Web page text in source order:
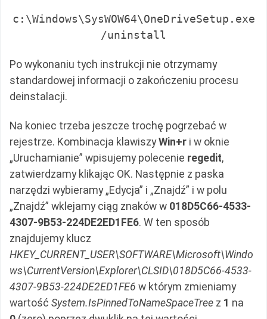
c:\Windows\SysWOW64\OneDriveSetup.exe
/uninstall
Po wykonaniu tych instrukcji nie otrzymamy
standardowej informacji o zakończeniu procesu
deinstalacji.
Na koniec trzeba jeszcze trochę pogrzebać w
rejestrze. Kombinacja klawiszyWin+r i w oknie
„Uruchamianie” wpisujemy polecenie regedit,
zatwierdzamy klikając OK. Następnie z paska
narzędzi wybieramy „Edycja” i „Znajdź” i w polu
„Znajdź” wklejamy ciąg znaków w 018D5C66-4533-
4307-9B53-224DE2ED1FE6. W ten sposób
znajdujemy klucz
HKEY_CURRENT_USER\SOFTWARE\Microsoft\Windo
ws\CurrentVersion\Explorer\CLSID\018D5C66-4533-
4307-9B53-224DE2ED1FE6 w którym zmieniamy
wartość System.IsPinnedToNameSpaceTree z 1 na